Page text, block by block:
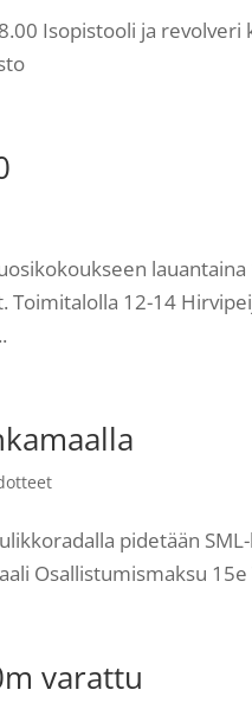
Isopistooli ja revolveri
Toimitalolla 12-14
pidetään
Osallistumismaksu
varattu